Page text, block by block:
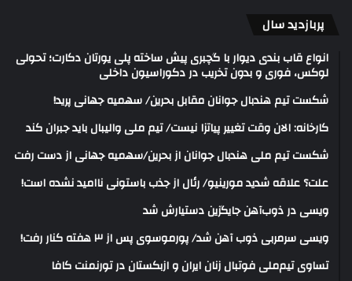
پربازدید سال
انواع قاب بندی دیوار با گچبری پیش ساخته پلی یورتان دکارت؛ تحولی
لوکس، فوری و بدون تخریب در دکوراسیون داخلی
شکست تیم هندبال جوانان مقابل بحرین/ سهمیه جهانی پرید!
کارخانه: الان وقت تغییر پیاتزا نیست/ تیم ملی والیبال باید جبران کند
شکست تیم ملی هندبال جوانان از بحرین/سهمیه جهانی از دست رفت
علت؟ علاقه شدید مورینیو/ رئال از جذب باستونی ناامید نشده است!
ویسی در ذوب‌آهن جایگزین دستیارش شد
ویسی سرمربی ذوب آهن شد/ پورموسوی پس از ۳ هفته کنار رفت!
تساوی تیم‌ملی فوتبال زنان ایران و ازبکستان در تورنمنت کافا